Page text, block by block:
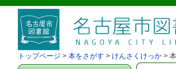
トップページ > 本をさがす > けんさくけっか >